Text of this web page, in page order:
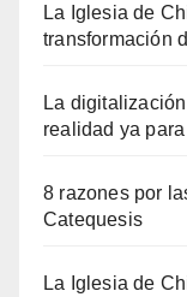
La Iglesia de
transformación
La
realidad ya
8 razones por
Catequesis
La Iglesia de